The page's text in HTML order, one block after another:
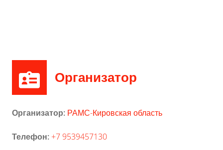
Организатор
Организатор: РАМС-Кировская область
Телефон: +7 9539457130